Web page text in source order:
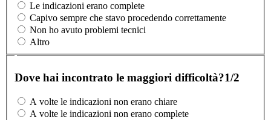
Le indicazioni erano complete
Capivo sempre che stavo procedendo correttamente
Non ho avuto problemi tecnici
Altro
Dove hai incontrato le maggiori difficoltà?1/2
A volte le indicazioni non erano chiare
A volte le indicazioni non erano complete